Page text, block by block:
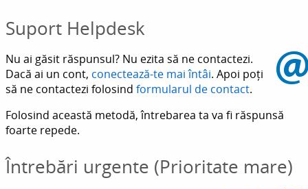
Suport Helpdesk
Nu ai găsit răspunsul? Nu ezita să ne contactezi.
Dacă ai un cont, conectează-te mai întâi. Apoi poți
să ne contactezi folosind formularul de contact.
Folosind această metodă, întrebarea ta va fi răspunsă
foarte repede.
Întrebări urgente (Prioritate mare)